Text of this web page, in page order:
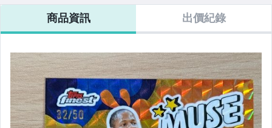
商品資訊 出價紀錄